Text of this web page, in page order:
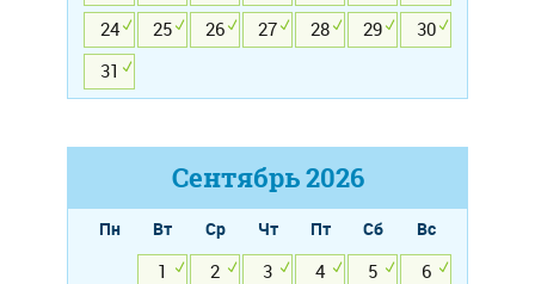
24
25 26 27 28 29
30
31
Сентябрь2026
Пн Вт Ср Чт Пт Сб
Вс
1
2 3 4 5
6